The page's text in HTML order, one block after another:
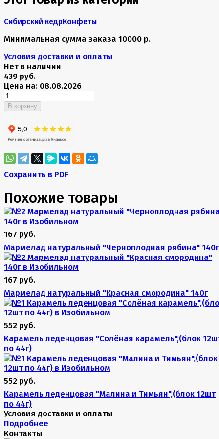
Сибирский кедрКонфеты
Минимальная сумма заказа 10000 р.
Условия доставки и оплаты
Нет в наличии
439 руб.
Цена на: 08.08.2026
В корзину
Сохранить в PDF
Похожие товары
167 руб.
Мармелад натуральный "Черноплодная рябина" 140г
167 руб.
Мармелад натуральный "Красная смородина" 140г
552 руб.
Карамель леденцовая "Солёная карамель",(блок
по 44г)
552 руб.
Карамель леденцовая "Малина и Тимьян",(блок 12шт
по 44г)
Условия доставки и оплаты
Подробнее
Контакты